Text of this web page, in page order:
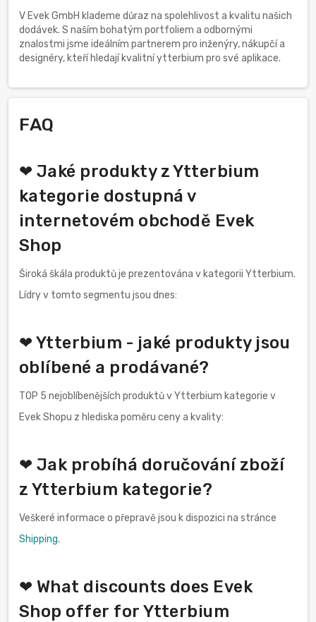
V Evek GmbH klademe důraz na spolehlivost a kvalitu našich
dodávek. S naším bohatým portfoliem a odbornými
znalostmi jsme ideálním partnerem pro inženýry, nákupčí a
designéry, kteří hledají kvalitní ytterbium pro své aplikace.
FAQ
❤ Jaké produkty z Ytterbium
kategorie dostupná v
internetovém obchodě Evek
Shop
Široká škála produktů je prezentována v kategorii Ytterbium.
Lídry v tomto segmentu jsou dnes:
❤ Ytterbium - jaké produkty jsou
oblíbené a prodávané?
TOP 5 nejoblíbenějších produktů v Ytterbium kategorie v
Evek Shopu z hlediska poměru ceny a kvality:
❤ Jak probíhá doručování zboží
z Ytterbium kategorie?
Veškeré informace o přepravě jsou k dispozici na stránce
Shipping.
❤ What discounts does Evek
Shop offer for Ytterbium